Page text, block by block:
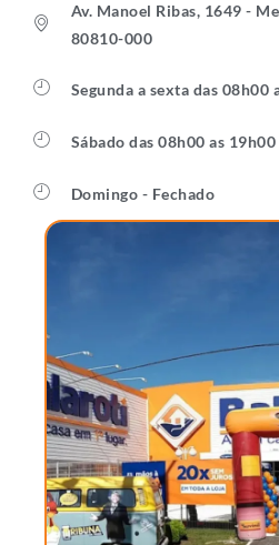
Av. Manoel Ribas, 1649 -
80810-000
Segunda a sexta das 08h00
Sábado das 08h00 as 19h00
Domingo - Fechado